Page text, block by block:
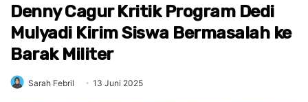
Denny Cagur Kritik Program Dedi
Mulyadi Kirim Siswa Bermasalah ke
Barak Militer
Sarah Febril 13 Juni 2025